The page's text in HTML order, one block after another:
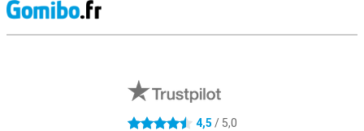
4.5 étoiles 4,5 / 5,0